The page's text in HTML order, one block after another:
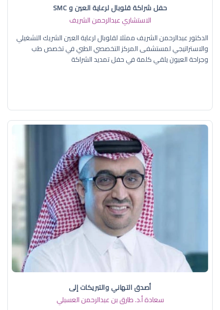
حفل شراكة قلوبال لرعاية العين و SMC
الاستشاري عبدالرحمن الشريف
الدكتور عبدالرحمن الشريف ممثلا لقلوبال لرعاية العين الشريك التشغيلي
والاستراتيجي لمستشفى المركز التخصصي الطبي في تخصص طب
وجراحة العيون يلقي كلمة في حفل تمديد الشراكة
أصدق التهاني والتبريكات إلى
سعادة أ.د. ​طارق بن عبدالرحمن العسبلي